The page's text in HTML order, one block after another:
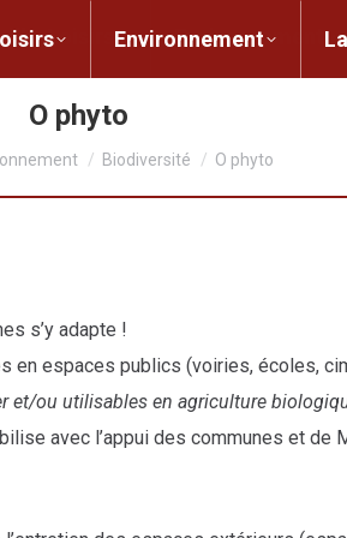
Loisirs Environnement
O phyto
Biodiversité O phyto
s’y adapte !
espaces publics (voiries, écoles,
et/ou utilisables en agriculture
avec l’appui des communes et de
Environnement